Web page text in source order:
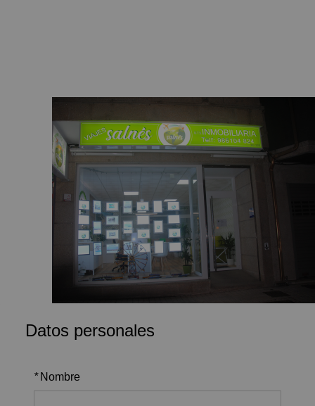
Datos personales
* Nombre